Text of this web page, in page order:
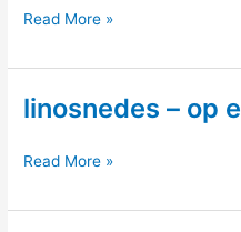
–
handboekbinden
gezel
examenwerkstuk-
bijbel
Read More »
linosnedes – op
linosnedes
op
Read More »